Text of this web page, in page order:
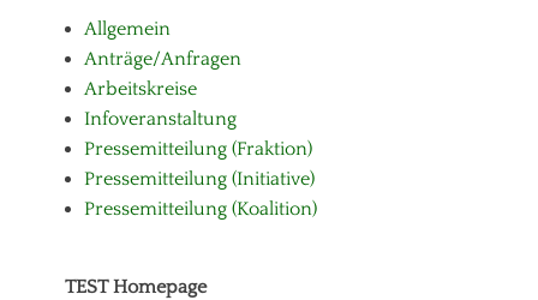
Allgemein
Anträge/Anfragen
Arbeitskreise
Infoveranstaltung
Pressemitteilung (Fraktion)
Pressemitteilung (Initiative)
Pressemitteilung (Koalition)
TEST Homepage